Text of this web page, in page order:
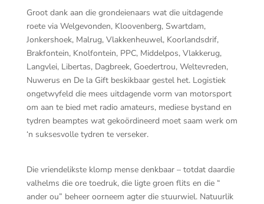
Groot dank aan die grondeienaars wat die uitdagende
roete via Welgevonden, Kloovenberg, Swartdam,
Jonkershoek, Malrug, Vlakkenheuwel, Koorlandsdrif,
Brakfontein, Knolfontein, PPC, Middelpos, Vlakkerug,
Langvlei, Libertas, Dagbreek, Goedertrou, Weltevreden,
Nuwerus en De la Gift beskikbaar gestel het. Logistiek
ongetwyfeld die mees uitdagende vorm van motorsport
om aan te bied met radio amateurs, mediese bystand en
tydren beamptes wat gekoördineerd moet saam werk om
‘n suksesvolle tydren te verseker.
Die vriendelikste klomp mense denkbaar – totdat daardie
valhelms die ore toedruk, die ligte groen flits en die “
ander ou” beheer oorneem agter die stuurwiel. Natuurlik